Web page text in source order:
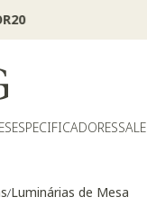
ESPECIFICADORESSALE
/Luminárias de Mesa